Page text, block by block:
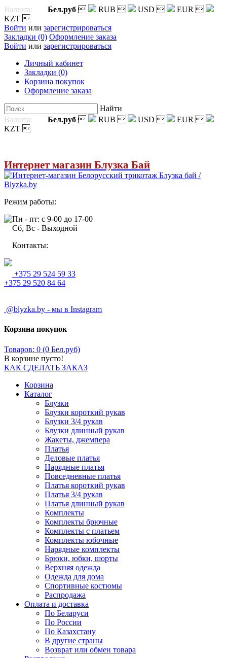
Валюта: Бел.руб  RUB  USD  EUR 
KZT 
Войти или зарегистрироваться
Закладки (0) Оформление заказа
Войти или зарегистрироваться
Личный кабинет
Закладки (0)
Корзина покупок
Оформление заказа
Найти
Валюта:
Бел.руб  RUB  USD  EUR 
KZT 
Интернет магазин Блузка Бай
Режим работы:
Пн - пт: с 9-00 до 17-00
Сб, Вс - Выходной
Контакты:
+375 29 524 59 33
+375 29 520 84 64
@blyzka.by - мы в Instagram
Корзина покупок
Товаров: 0 (0 Бел.руб)
В корзине пусто!
КАК СДЕЛАТЬ ЗАКАЗ
Корзина
Каталог
Блузки
Блузки короткий рукав
Блузки 3/4 рукав
Блузки длинный рукав
Жакеты, джемпера
Платья
Деловые платья
Нарядные платья
Повседневные платья
Платья короткий рукав
Платья 3/4 рукав
Платья длинный рукав
Комплекты
Комплекты брючные
Комплекты с платьем
Комплекты юбочные
Нарядные комплекты
Брюки, юбки, шорты
Верхняя одежда
Одежда для дома
Спортивные костюмы
Распродажа
Оплата и доставка
По Беларуси
По России
По Казахстану
В другие страны
Возврат или обмен товара